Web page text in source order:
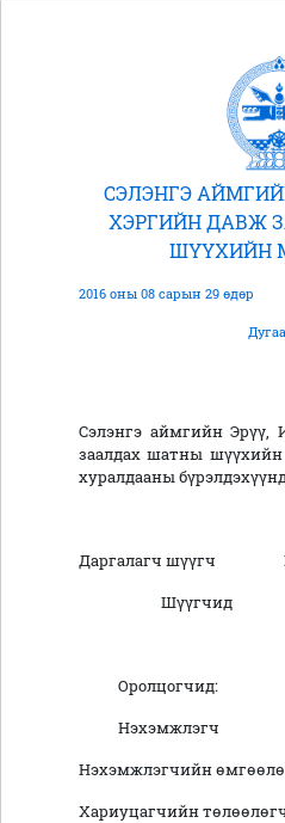
СЭЛЭНГЭ
ХЭРГИЙН ДАВЖ
ШҮҮХИЙН
2016 оны 08 сарын 29 өдөр
Сэлэнгэ аймгийн
заалдах шатны
хуралдааны
Даргалагч шүүгч
Шүүгчид
Оролцогчид:
Нэхэмжлэгч
Нэхэмжлэгчийн
Хариуцагчийн